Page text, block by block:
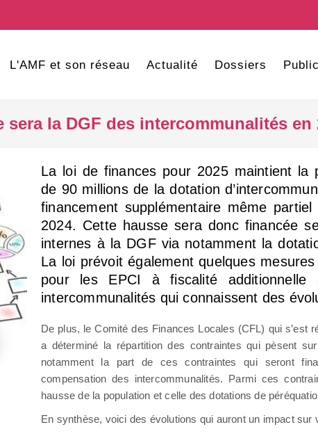
L'AMF et son réseau Actualité Dossiers
sera la DGF des intercommunalités en
La loi de finances pour 2025 maintient la
de 90 millions de la dotation
financement supplémentaire même
2024. Cette hausse sera donc financée
internes à la DGF via notamment la
La loi prévoit également quelques
pour les EPCI à fiscalité
intercommunalités qui connaissent des
De plus, le Comité des Finances Locales (CFL) qui s’est
a déterminé la répartition des contraintes qui pèsent
notamment la part de ces contraintes qui seront
compensation des intercommunalités. Parmi ces
hausse de la population et celle des dotations de
En synthèse, voici des évolutions qui auront un impact sur